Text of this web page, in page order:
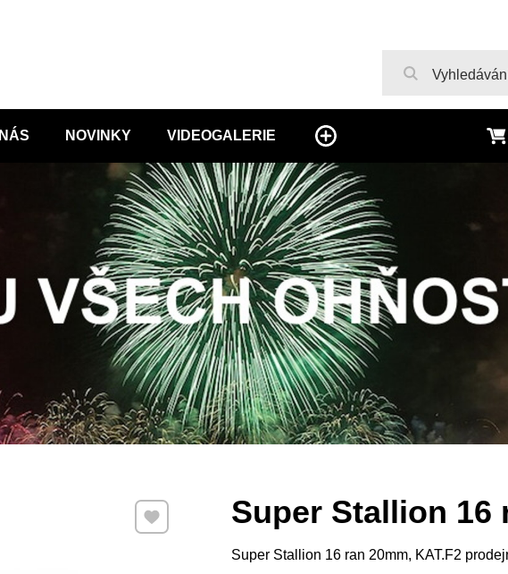
NOVINKY VIDEOGALERIE
Super Stallion 16
Super Stallion 16 ran 20mm, KAT.F2
Přidat k Oblíbeným